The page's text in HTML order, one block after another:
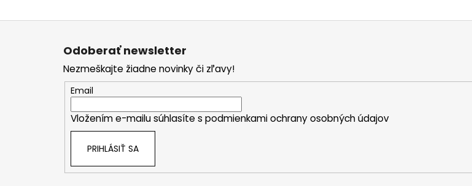
Z
Odoberať newsletter
Nezmeškajte žiadne novinky či zľavy!
Email
Vložením e-mailu súhlasíte s podmienkami ochrany osobných údajov
PRIHLÁSIŤ SA